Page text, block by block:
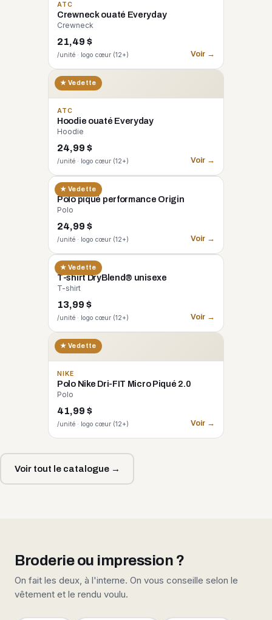
ATC
Crewneck ouaté Everyday
Crewneck
21,49 $
/unité · logo cœur (12+) Voir →
★ Vedette
ATC
Hoodie ouaté Everyday
Hoodie
24,99 $
/unité · logo cœur (12+) Voir →
★ Vedette
CORE 365
Polo piqué performance Origin
Polo
24,99 $
/unité · logo cœur (12+) Voir →
★ Vedette
GILDAN
T-shirt DryBlend® unisexe
T-shirt
13,99 $
/unité · logo cœur (12+) Voir →
★ Vedette
NIKE
Polo Nike Dri-FIT Micro Piqué 2.0
Polo
41,99 $
/unité · logo cœur (12+) Voir →
Voir tout le catalogue →
Broderie ou impression ?
On fait les deux, à l'interne. On vous conseille selon le
vêtement et le rendu voulu.